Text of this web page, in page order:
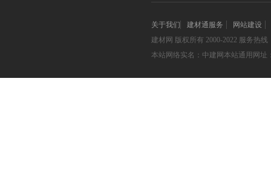
关于我们 建材通服务
网站建设
建材网 版权所有 2000-2022 服务热线
本站网络实名：中建网本站通用网址